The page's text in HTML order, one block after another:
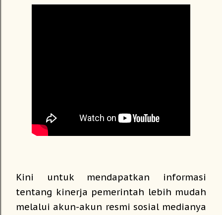
Kini untuk mendapatkan informasi
tentang kinerja pemerintah lebih mudah
melalui akun-akun resmi sosial medianya